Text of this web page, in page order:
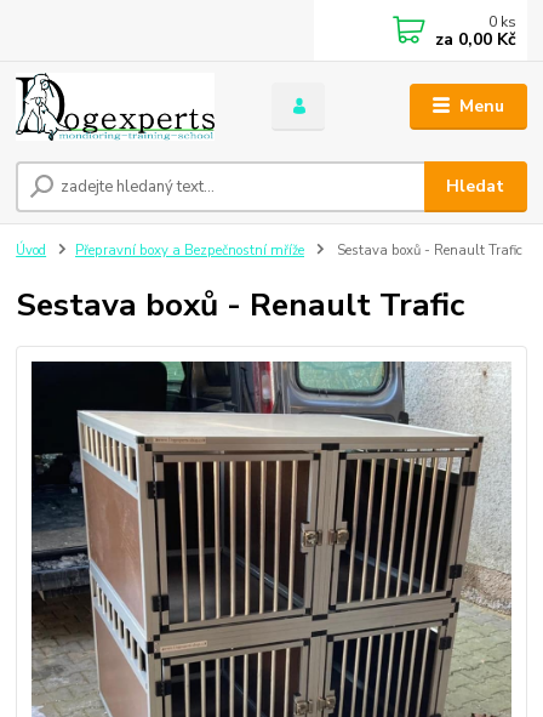
Menu
Hledat
0 ks
za 0,00 Kč
Úvod Přepravní boxy a Bezpečnostní mříže Sestava boxů - Renault Trafic
Sestava boxů - Renault Trafic